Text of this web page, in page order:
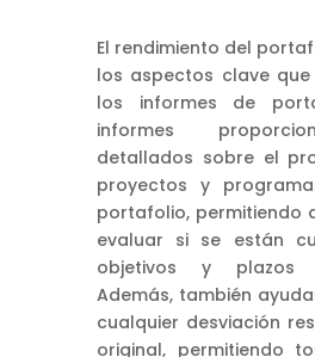
El rendimiento del
los aspectos clave
los informes de
informes
detallados sobre el
proyectos y
portafolio, permitiendo
evaluar si se están
objetivos y plazos
Además, también
cualquier desviación
original, permitiendo